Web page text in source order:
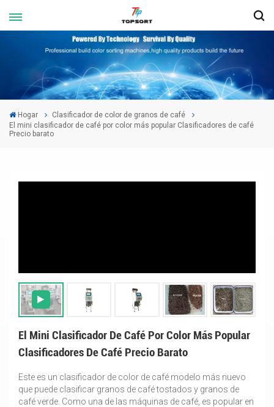
Hogar
Clasificador de color de granos de café
El mini clasificador de café por color más popular Clasificadores de café
Precio barato
El Mini Clasificador De Café Por Color Más Popular
Clasificadores De Café Precio Barato
Este es un clasificador de color de café modelo más nuevo
que puede clasificar granos de café tostados y granos de
café verde. Como una de las máquinas de café, es popular en